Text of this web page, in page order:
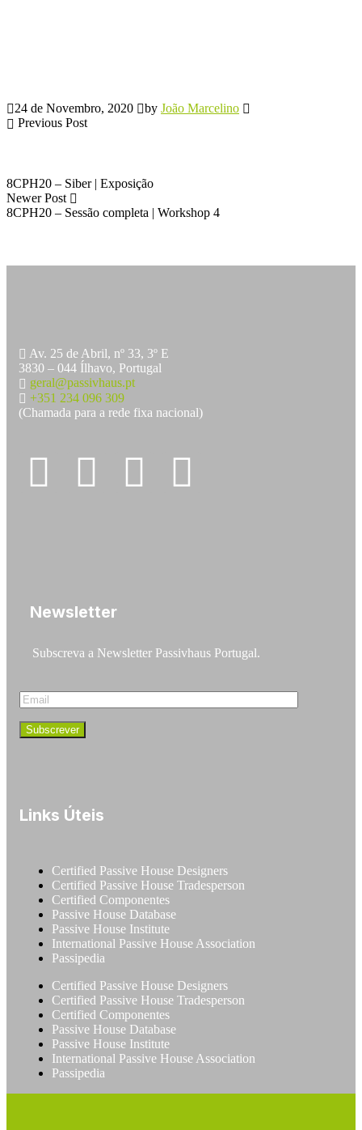
24 de Novembro, 2020 by João Marcelino
Previous Post
8CPH20 – Siber | Exposição
Newer Post
8CPH20 – Sessão completa | Workshop 4
Av. 25 de Abril, nº 33, 3º E
3830 – 044 Ílhavo, Portugal
geral@passivhaus.pt
+351 234 096 309
(Chamada para a rede fixa nacional)
Newsletter
Subscreva a Newsletter Passivhaus Portugal.
Links Úteis
Certified Passive House Designers
Certified Passive House Tradesperson
Certified Componentes
Passive House Database
Passive House Institute
International Passive House Association
Passipedia
Certified Passive House Designers
Certified Passive House Tradesperson
Certified Componentes
Passive House Database
Passive House Institute
International Passive House Association
Passipedia